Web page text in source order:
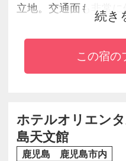
立地。交通面も非常に
ビジネスやレジャー
くには桜島や鹿児島湾
ベイエリア風景も楽
ンビニもございます。
おもてなしの心で、お
一同お待ち申し上げて
続き
この宿の
ホテルオリエン
島天文館
鹿児島 鹿児島市内